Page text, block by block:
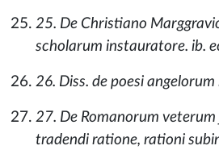
25. De Christiano
scholarum instauratore. ib.
26. Diss. de poesi angelorum
27. De Romanorum
tradendi ratione, rationi